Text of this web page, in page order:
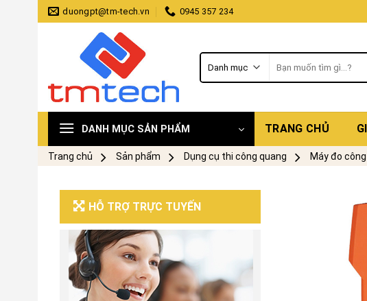
Skip
to
duongpt@tm-tech.vn 0945 357 234
kiếm:
DANH MỤC SẢN PHẨM TRANG CHỦ
Trang chủ Sản phẩm Dụng cụ thi công quang Máy đo
HỖ TRỢ TRỰC TUYẾN